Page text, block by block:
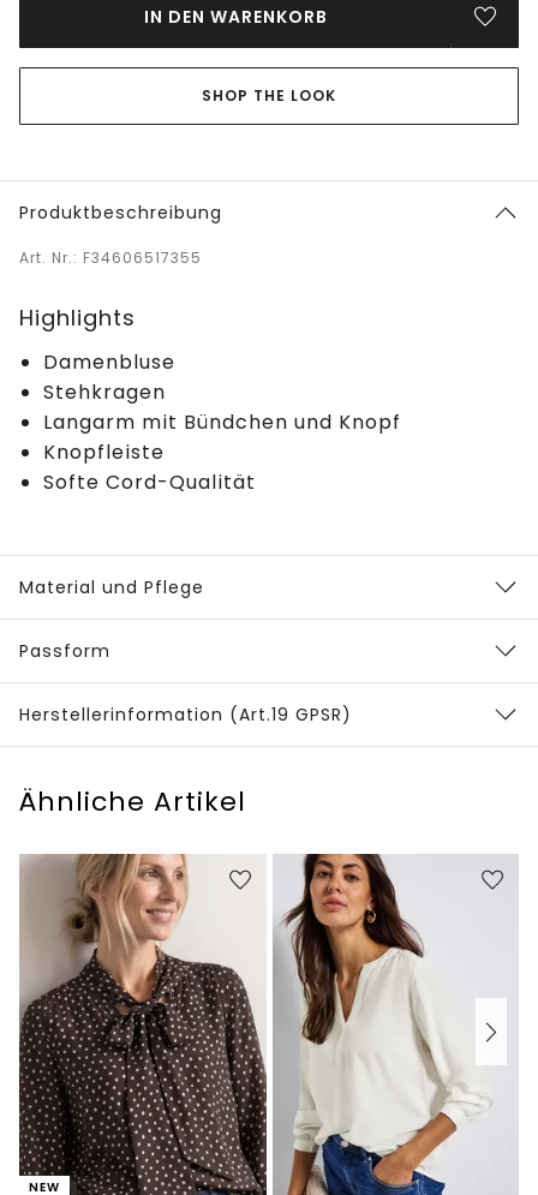
IN DEN WARENKORB
SHOP THE LOOK
Produktbeschreibung
Art. Nr.: F34606517355
Highlights
Damenbluse
Stehkragen
Langarm mit Bündchen und Knopf
Knopfleiste
Softe Cord-Qualität
Material und Pflege
Passform
Herstellerinformation (Art.19 GPSR)
Ähnliche Artikel
NEW